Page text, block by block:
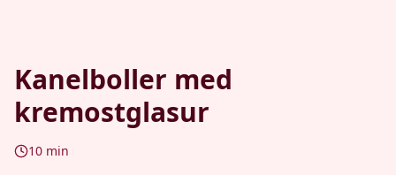
Kanelboller med
kremostglasur
10 min